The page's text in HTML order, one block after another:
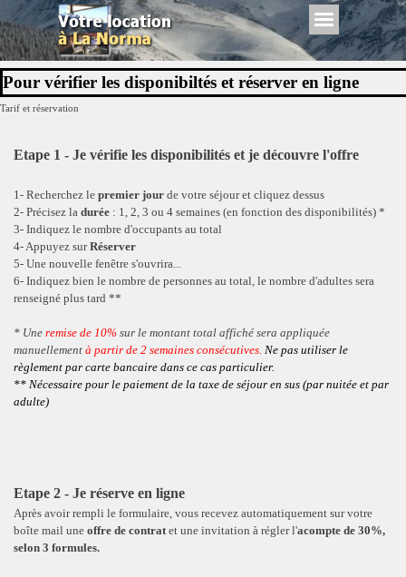
Aller au contenu Sauter le menu
Pour vérifier les disponibiltés et réserver en ligne
Tarif et réservation
Etape 1 - Je vérifie les disponibilités et je découvre l'offre
1- Recherchez le premier jour de votre séjour et cliquez dessus
2- Précisez la durée : 1, 2, 3 ou 4 semaines (en fonction des disponibilités) *
3- Indiquez le nombre d'occupants au total
4- Appuyez surRéserver
5- Une nouvelle fenêtre s'ouvrira...
6- Indiquez bien le nombre de personnes au total, le nombre d'adultes sera
renseigné plus tard **
* Une remise de 10% sur le montant total affiché sera appliquée
manuellement à partir de 2 semaines consécutives. Ne pas utiliser le
règlement par carte bancaire dans ce cas particulier.
** Nécessaire pour le paiement de la taxe de séjour en sus (par nuitée et par
adulte)
Etape 2 - Je réserve en ligne
Après avoir rempli le formulaire, vous recevez automatiquement sur votre
boîte mail une offre de contratet une invitation à régler l'acompte de 30%,
selon 3 formules.